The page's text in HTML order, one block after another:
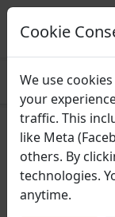
マクロに基
鉄分豊富
のガイド
2024年9月7日 （
Cookie
We use
your
traffic. This
like Meta
others. By
technologies.
anytime.